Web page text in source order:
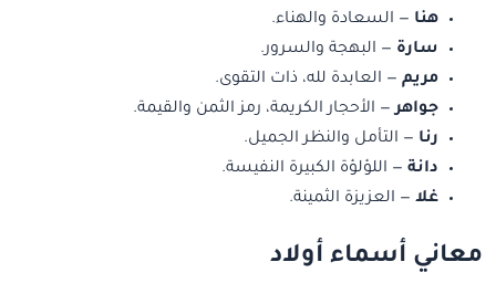
هنا — السعادة والهناء.
سارة — البهجة والسرور.
مريم — العابدة لله، ذات التقوى.
جواهر— الأحجار الكريمة، رمز الثمن والقيمة.
رنا — التأمل والنظر الجميل.
دانة — اللؤلؤة الكبيرة النفيسة.
غلا — العزيزة الثمينة.
معاني أسماء أولاد